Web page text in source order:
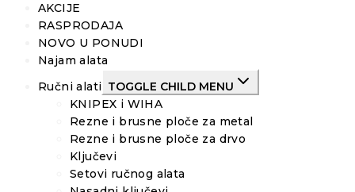
AKCIJE
RASPRODAJA
NOVO U PONUDI
Najam alata
Ručni alati TOGGLE CHILD MENU
KNIPEX i WIHA
Rezne i brusne ploče za metal
Rezne i brusne ploče za drvo
Ključevi
Setovi ručnog alata